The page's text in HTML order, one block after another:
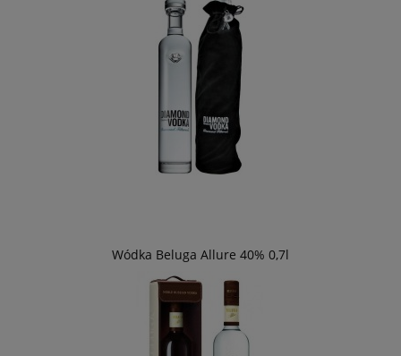
Wódka Beluga Allure 40% 0,7l